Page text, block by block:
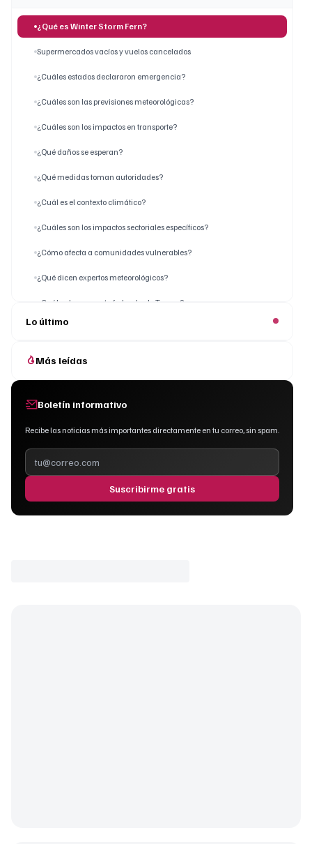
¿Qué es Winter Storm Fern?
Supermercados vacíos y vuelos cancelados
¿Cuáles estados declararon emergencia?
¿Cuáles son las previsiones meteorológicas?
¿Cuáles son los impactos en transporte?
¿Qué daños se esperan?
¿Qué medidas toman autoridades?
¿Cuál es el contexto climático?
¿Cuáles son los impactos sectoriales específicos?
¿Cómo afecta a comunidades vulnerables?
¿Qué dicen expertos meteorológicos?
¿Cuál es la respuesta federal y de Trump?
¿Cómo se compara con tormentas pasadas?
Lo último
Más leídas
Boletín informativo
Recibe las noticias más importantes directamente en tu correo, sin spam.
Suscribirme gratis